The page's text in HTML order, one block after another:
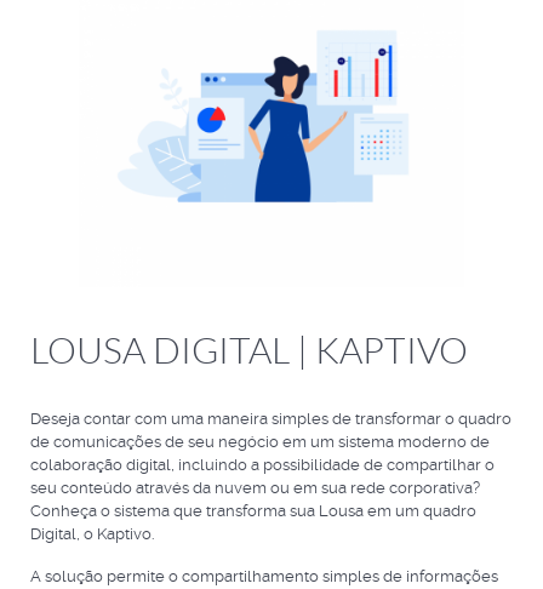
LOUSA DIGITAL | KAPTIVO
Deseja contar com uma maneira simples de transformar o quadro
de comunicações de seu negócio em um sistema moderno de
colaboração digital, incluindo a possibilidade de compartilhar o
seu conteúdo através da nuvem ou em sua rede corporativa?
Conheça o sistema que transforma sua Lousa em um quadro
Digital, o Kaptivo.
A solução permite o compartilhamento simples de informações